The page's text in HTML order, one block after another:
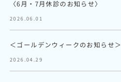
〈6月・7月休診のお知らせ〉
2026.06.01
＜ゴールデンウィークのお知らせ＞
2026.04.29